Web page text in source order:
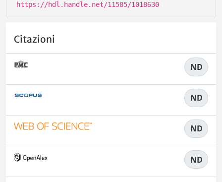
https://hdl.handle.net/11585/1018630
Citazioni
ND
ND
ND
ND